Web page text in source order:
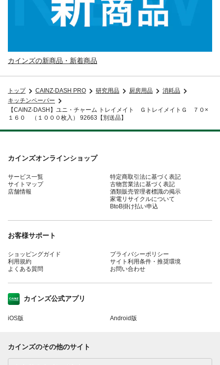
カインズの新商品・新着商品
トップ CAINZ-DASH PRO 研究用品 厨房用品
消耗品
キッチンペーパー
【CAINZ-DASH】ユニ・チャーム トレイメイト ＧトレイメイトＧ ７０×
１６０ （１０００枚入） 92663【別送品】
カインズオンラインショップ
サービス一覧
サイトマップ
店舗情報
特定商取引法に基づく表記
古物営業法に基づく表記
酒類販売管理者標識の掲示
家電リサイクルについて
BtoB掛け払い申込
お客様サポート
ショッピングガイド
利用規約
よくある質問
プライバシーポリシー
サイト利用条件・推奨環境
お問い合わせ
カインズ公式アプリ
iOS版 Android版
カインズのその他のサイト